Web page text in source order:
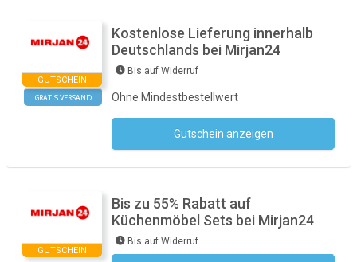
GUTSCHEIN
GRATIS VERSAND
Kostenlose Lieferung innerhalb
Deutschlands bei Mirjan24
Bis auf Widerruf
Ohne Mindestbestellwert
Gutschein anzeigen
GUTSCHEIN
Bis zu 55% Rabatt auf
Küchenmöbel Sets bei Mirjan24
Bis auf Widerruf